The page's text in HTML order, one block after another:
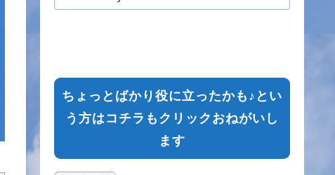
ちょっとばかり役に立ったかも♪とい
う方はコチラもクリックおねがいし
ます